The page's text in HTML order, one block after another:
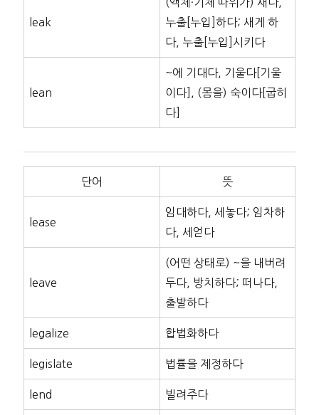
leak
누출[누입]하다; 새게 하
다, 누출[누입]시키다
lean
~에 기대다, 기울다[기울
이다], (몸을) 숙이다[굽히
다]
단어 뜻
lease
임대하다, 세놓다; 임차하
다, 세얻다
leave
(어떤 상태로) ~을 내버려
두다, 방치하다; 떠나다,
출발하다
legalize 합법화하다
legislate 법률을 제정하다
lend 빌려주다